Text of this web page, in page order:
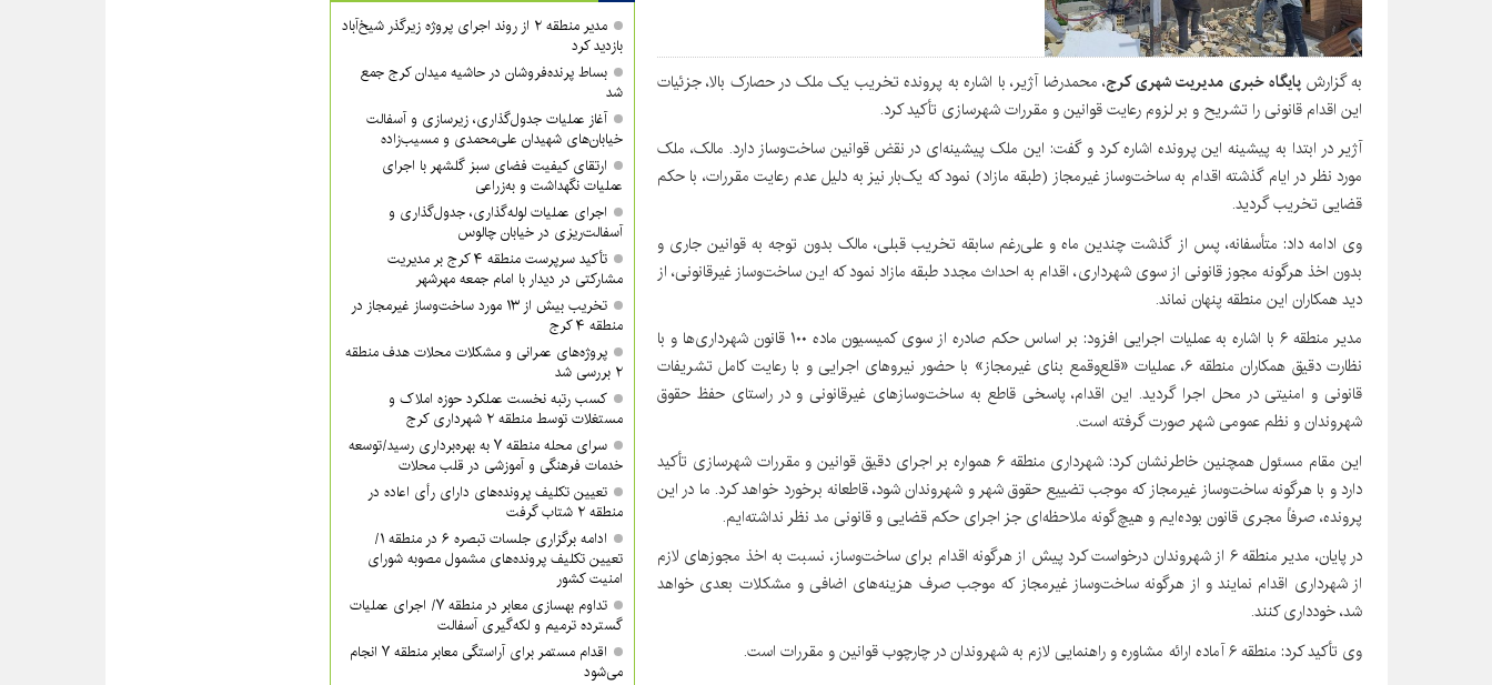
به گزارش پایگاه خبری مدیریت شهری کرج، محمدرضا آژیر، با اشاره به پرونده تخریب یک ملک در حصارک بالا، جزئیات
این اقدام قانونی را تشریح و بر لزوم رعایت قوانین و مقررات شهرسازی تأکید کرد.
آژیر در ابتدا به پیشینه این پرونده اشاره کرد و گفت: این ملک پیشینه‌ای در نقض قوانین ساخت‌وساز دارد. مالک، ملک
مورد نظر در ایام گذشته اقدام به ساخت‌وساز غیرمجاز (طبقه مازاد) نمود که یک‌بار نیز به دلیل عدم رعایت مقررات، با حکم
قضایی تخریب گردید.
وی ادامه داد: متأسفانه، پس از گذشت چندین ماه و علی‌رغم سابقه تخریب قبلی، مالک بدون توجه به قوانین جاری و
بدون اخذ هرگونه مجوز قانونی از سوی شهرداری، اقدام به احداث مجدد طبقه مازاد نمود که این ساخت‌وساز غیرقانونی، از
دید همکاران این منطقه پنهان نماند.
مدیر منطقه ۶ با اشاره به عملیات اجرایی افزود: بر اساس حکم صادره از سوی کمیسیون ماده ۱۰۰ قانون شهرداری‌ها و با
نظارت دقیق همکاران منطقه ۶، عملیات «قلع‌وقمع بنای غیرمجاز» با حضور نیروهای اجرایی و با رعایت کامل تشریفات
قانونی و امنیتی در محل اجرا گردید. این اقدام، پاسخی قاطع به ساخت‌وسازهای غیرقانونی و در راستای حفظ حقوق
شهروندان و نظم عمومی شهر صورت گرفته است.
این مقام مسئول همچنین خاطرنشان کرد: شهرداری منطقه ۶ همواره بر اجرای دقیق قوانین و مقررات شهرسازی تأکید
دارد و با هرگونه ساخت‌وساز غیرمجاز که موجب تضییع حقوق شهر و شهروندان شود، قاطعانه برخورد خواهد کرد. ما در این
پرونده، صرفاً مجری قانون بوده‌ایم و هیچ‌گونه ملاحظه‌ای جز اجرای حکم قضایی و قانونی مد نظر نداشته‌ایم.
در پایان، مدیر منطقه ۶ از شهروندان درخواست کرد پیش از هرگونه اقدام برای ساخت‌وساز، نسبت به اخذ مجوزهای لازم
از شهرداری اقدام نمایند و از هرگونه ساخت‌وساز غیرمجاز که موجب صرف هزینه‌های اضافی و مشکلات بعدی خواهد
شد، خودداری کنند.
وی تأکید کرد: منطقه ۶ آماده ارائه مشاوره و راهنمایی لازم به شهروندان در چارچوب قوانین و مقررات است.
مدیر منطقه ۲ از روند اجرای پروژه زیرگذر شیخ‌آباد
بازدید کرد
بساط پرنده‌فروشان در حاشیه میدان کرج جمع
شد
آغاز عملیات جدول‌گذاری، زیرسازی و آسفالت
خیابان‌های شهیدان علی‌محمدی و مسیب‌زاده
ارتقای کیفیت فضای سبز گلشهر با اجرای
عملیات نگهداشت و به‌زراعی
اجرای عملیات لوله‌گذاری، جدول‌گذاری و
آسفالت‌ریزی در خیابان چالوس
تأکید سرپرست منطقه ۴ کرج بر مدیریت
مشارکتی در دیدار با امام جمعه مهرشهر
تخریب بیش از ۱۳ مورد ساخت‌وساز غیرمجاز در
منطقه ۴ کرج
پروژه‌های عمرانی و مشکلات محلات هدف منطقه
۲ بررسی شد
کسب رتبه نخست عملکرد حوزه املاک و
مستغلات توسط منطقه ۲ شهرداری کرج
سرای محله منطقه ۷ به بهره‌برداری رسید/توسعه
خدمات فرهنگی و آموزشی در قلب محلات
تعیین تکلیف پرونده‌های دارای رأی اعاده در
منطقه ۲ شتاب گرفت
ادامه برگزاری جلسات تبصره ۶ در منطقه ۱/
تعیین تکلیف پرونده‌های مشمول مصوبه شورای
امنیت کشور
تداوم بهسازی معابر در منطقه ۷/ اجرای عملیات
گسترده ترمیم و لکه‌گیری آسفالت
اقدام مستمر برای آراستگی معابر منطقه ۷ انجام
می‌شود